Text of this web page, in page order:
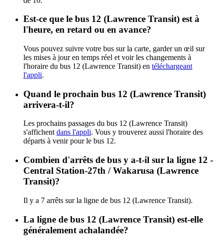
Est-ce que le bus 12 (Lawrence Transit) est à
l'heure, en retard ou en avance?
Vous pouvez suivre votre bus sur la carte, garder un œil sur
les mises à jour en temps réel et voir les changements à
l'horaire du bus 12 (Lawrence Transit) en téléchargeant
l'appli.
Quand le prochain bus 12 (Lawrence Transit)
arrivera-t-il?
Les prochains passages du bus 12 (Lawrence Transit)
s'affichent dans l'appli. Vous y trouverez aussi l'horaire des
départs à venir pour le bus 12.
Combien d'arrêts de bus y a-t-il sur la ligne 12 -
Central Station-27th / Wakarusa (Lawrence
Transit)?
Il y a 7 arrêts sur la ligne de bus 12 (Lawrence Transit).
La ligne de bus 12 (Lawrence Transit) est-elle
généralement achalandée?